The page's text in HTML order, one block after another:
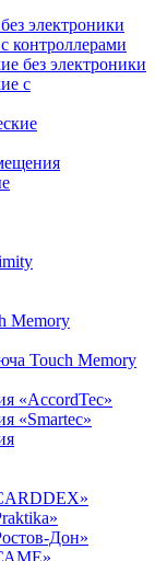
электроники
контроллерами
без электроники
с
Memory
Touch Memory
«AccordTec»
«Smartec»
Дон»